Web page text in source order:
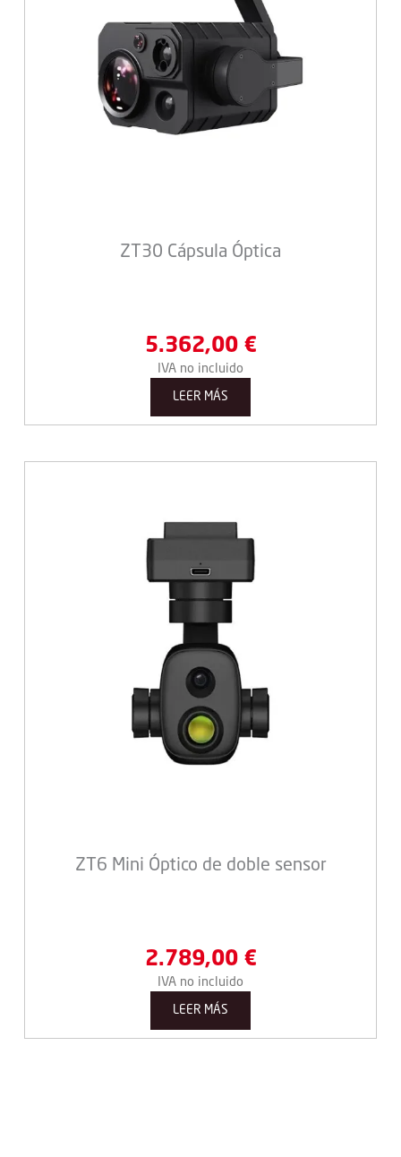
ZT30 Cápsula Óptica
5.362,00 €
IVA no incluido
LEER MÁS
ZT6 Mini Óptico de doble sensor
2.789,00 €
IVA no incluido
LEER MÁS